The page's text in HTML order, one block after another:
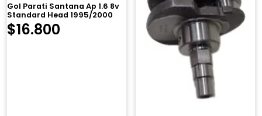
Gol Parati Santana Ap 1.6 8v
Standard Head 1995/2000
$16.800